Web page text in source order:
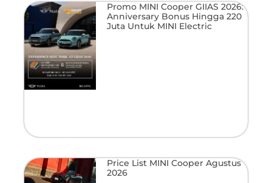
Promo MINI Cooper GIIAS 2026:
Anniversary Bonus Hingga 220
Juta Untuk MINI Electric
Price List MINI Cooper Agustus
2026